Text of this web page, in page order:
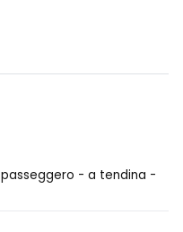
- a tendina -